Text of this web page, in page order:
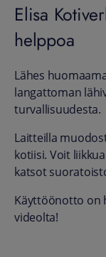
Elisa
helppoa
Lähes
langattoman
turvallisuudesta.
Laitteilla
kotiisi. Voit
katsot
Käyttöönotto on
videolta!